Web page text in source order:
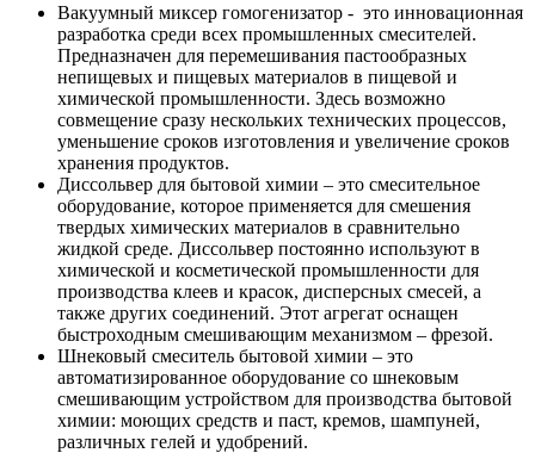
Вакуумный миксер гомогенизатор - это инновационная
разработка среди всех промышленных смесителей.
Предназначен для перемешивания пастообразных
непищевых и пищевых материалов в пищевой и
химической промышленности. Здесь возможно
совмещение сразу нескольких технических процессов,
уменьшение сроков изготовления и увеличение сроков
хранения продуктов.
Диссольвер для бытовой химии – это смесительное
оборудование, которое применяется для смешения
твердых химических материалов в сравнительно
жидкой среде. Диссольвер постоянно используют в
химической и косметической промышленности для
производства клеев и красок, дисперсных смесей, а
также других соединений. Этот агрегат оснащен
быстроходным смешивающим механизмом – фрезой.
Шнековый смеситель бытовой химии – это
автоматизированное оборудование со шнековым
смешивающим устройством для производства бытовой
химии: моющих средств и паст, кремов, шампуней,
различных гелей и удобрений.